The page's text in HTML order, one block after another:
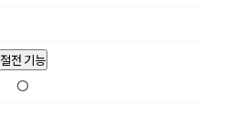
절전 기능
O